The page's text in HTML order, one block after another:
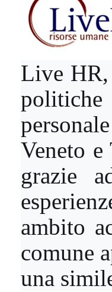
Live HR,
Veneto
grazie
ambito
comune
una